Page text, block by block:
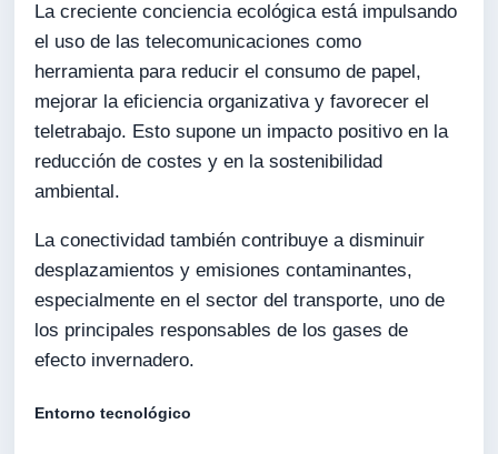
La creciente conciencia ecológica está impulsando
el uso de las telecomunicaciones como
herramienta para reducir el consumo de papel,
mejorar la eficiencia organizativa y favorecer el
teletrabajo. Esto supone un impacto positivo en la
reducción de costes y en la sostenibilidad
ambiental.
La conectividad también contribuye a disminuir
desplazamientos y emisiones contaminantes,
especialmente en el sector del transporte, uno de
los principales responsables de los gases de
efecto invernadero.
Entorno tecnológico